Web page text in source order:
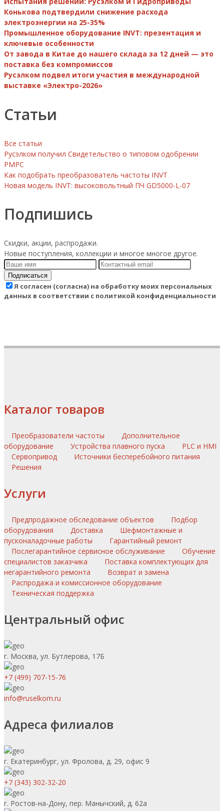
Конькова подтвердили снижение расхода
электроэнергии на 25-35%
Промышленное оборудование INVT: презентация и
ключевые особенности
От завода в Китае до нашего склада за 12 дней — это
поставка без компромиссов
Русэлком подвел итоги участия в международной
выставке «Электро-2026»
Статьи
Все статьи
Русэлком получил Свидетельство о типовом одобрении
РМРС
Как подобрать преобразователь частоты INVT
Новая модель INVT: высоковольтный ПЧ GD5000-L-07
Подпишись
Скидки, акции, распродажи.
Новые поступления, коллекции и многое многое другое.
Подписаться
Я согласен (согласна) на обработку моих персональных
данных в соответствии с политикой конфиденциальности
Каталог товаров
Преобразователи частоты
Дополнительное
оборудование
Устройства плавного пуска
PLC и HMI
Сервопривод
Источники бесперебойного питания
Решения
Услуги
Предпродажное обследование объектов
Подбор
оборудования
Доставка
Шефмонтажные и
пусконаладочные работы
Гарантийный ремонт
Послегарантийное сервисное обслуживание
Обучение
специалистов заказчика
Поставка комплектующих для
негарантийного ремонта
Возврат и замена
Распродажа и комиссионное оборудование
Техническая поддержка
Центральный офис
г. Москва, ул. Бутлерова, 17Б
+7 (499) 707-15-76
info@ruselkom.ru
Адреса филиалов
г. Екатеринбург, ул. Фролова, д. 29, офис 9
+7 (343) 302-32-20
г. Ростов-на-Дону, пер. Манычский, д. 62а